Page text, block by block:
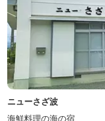
ニューさざ波
海鮮料理の海の宿